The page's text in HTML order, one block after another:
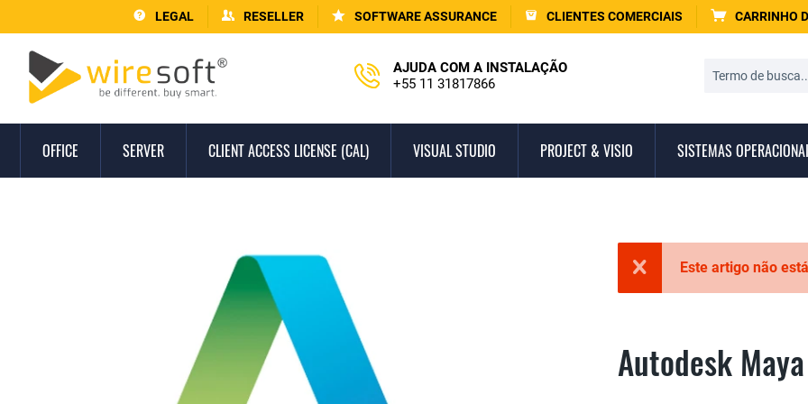
LEGAL RESELLER SOFTWARE ASSURANCE CLIENTES COMERCIAIS CARRINHO
AJUDA COM A INSTALAÇÃO
+55 11 31817866
OFFICE SERVER CLIENT ACCESS LICENSE (CAL) VISUAL STUDIO PROJECT & VISIO SISTEMAS
Este artigo não
Autodesk Maya